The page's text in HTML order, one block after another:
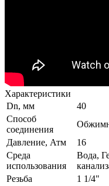
Характеристики
Dn, мм
40
Способ
соединения
Давление, Атм
16
Среда
использования
Вода,
Резьба
1 1/4"